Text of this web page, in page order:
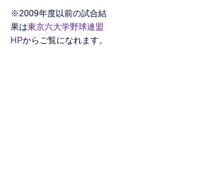
※2009年度以前の試合結
果は東京六大学野球連盟
HPからご覧になれます。